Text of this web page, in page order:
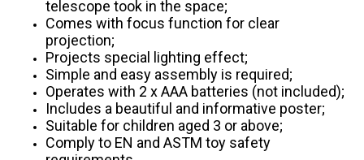
telescope took in the space;
Comes with focus function for clear
projection;
Projects special lighting effect;
Simple and easy assembly is required;
Operates with 2 x AAA batteries (not included);
Includes a beautiful and informative poster;
Suitable for children aged 3 or above;
Comply to EN and ASTM toy safety